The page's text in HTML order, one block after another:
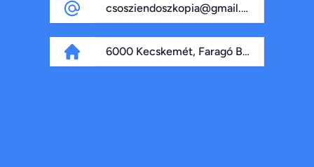
csosziendoszkopia@gmail.com
6000 Kecskemét, Faragó Béla fasor 4